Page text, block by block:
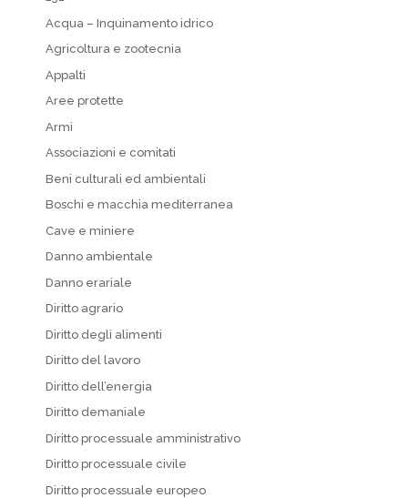
Acqua – Inquinamento idrico
Agricoltura e zootecnia
Appalti
Aree protette
Armi
Associazioni e comitati
Beni culturali ed ambientali
Boschi e macchia mediterranea
Cave e miniere
Danno ambientale
Danno erariale
Diritto agrario
Diritto degli alimenti
Diritto del lavoro
Diritto dell’energia
Diritto demaniale
Diritto processuale amministrativo
Diritto processuale civile
Diritto processuale europeo